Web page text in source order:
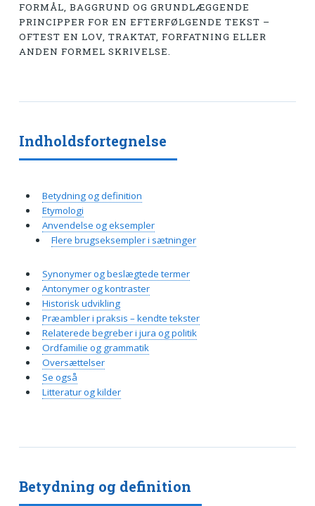
FORMÅL, BAGGRUND OG GRUNDLÆGGENDE
PRINCIPPER FOR EN EFTERFØLGENDE TEKST –
OFTEST EN LOV, TRAKTAT, FORFATNING ELLER
ANDEN FORMEL SKRIVELSE.
Betydning og definition
Indholdsfortegnelse
Betydning og definition
Etymologi
Anvendelse og eksempler
Flere brugseksempler i sætninger
Synonymer og beslægtede termer
Antonymer og kontraster
Historisk udvikling
Præambler i praksis – kendte tekster
Relaterede begreber i jura og politik
Ordfamilie og grammatik
Oversættelser
Se også
Litteratur og kilder